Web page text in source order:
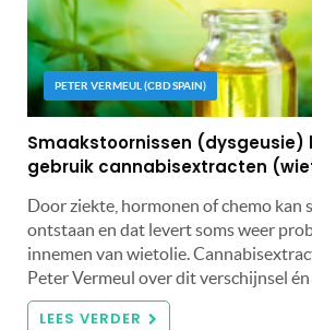
PETER VERMEUL (CBD SPAIN)
Smaakstoornissen (dysgeusie)
gebruik cannabisextracten
Door ziekte, hormonen of chemo kan
ontstaan en dat levert soms weer
innemen van wietolie.
Peter Vermeul over dit verschijnsel
LEES VERDER